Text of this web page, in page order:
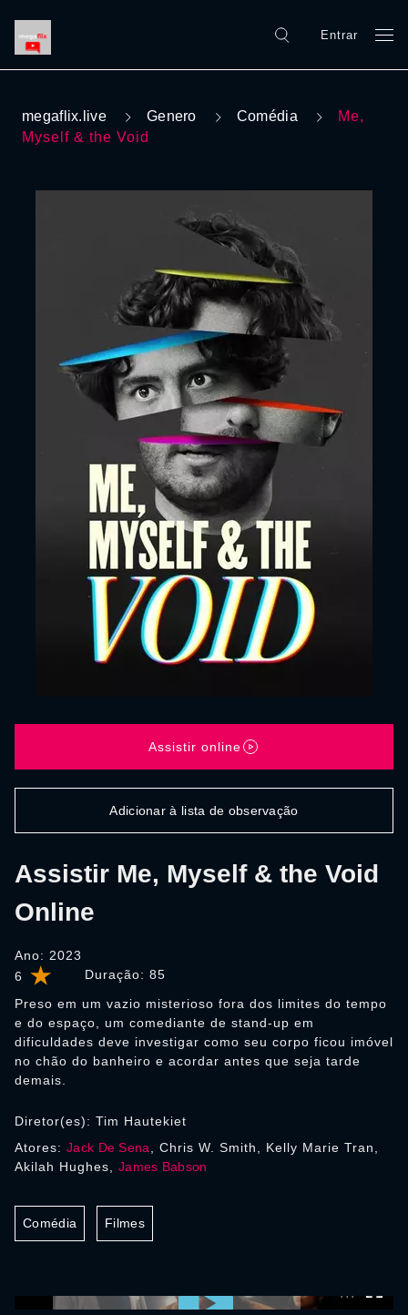
Entrar
megaflix.live Genero Comédia
Me,
Myself & the Void
6 Duração: 85
Assistir Me, Myself & the Void
Online
Ano: 2023
Preso em um vazio misterioso fora dos limites do tempo
e do espaço, um comediante de stand-up em
dificuldades deve investigar como seu corpo ficou imóvel
no chão do banheiro e acordar antes que seja tarde
demais.
Assistir online
Adicionar à lista de observação
Diretor(es): Tim Hautekiet
Atores: Jack De Sena
, Chris W. Smith, Kelly Marie Tran,
Akilah Hughes, James Babson
Comédia Filmes